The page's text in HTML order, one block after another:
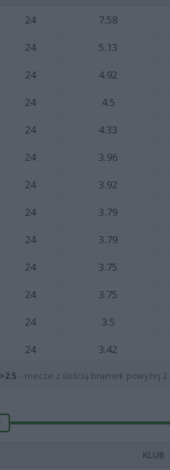
24 7.58
24 5.13
24 4.92
24 4.5
24 4.33
24 3.96
24 3.92
24 3.79
24 3.79
24 3.75
24 3.75
24 3.5
24 3.42
>2.5 - mecze z ilością bramek powyżej
KLUB